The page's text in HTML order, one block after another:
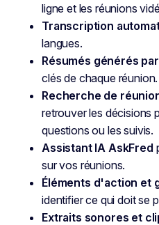
ligne et les réunions
Transcription
langues.
Résumés générés
clés de chaque réunion.
Recherche de
retrouver les décisions
questions ou les suivis.
Assistant IA AskFred
sur vos réunions.
Éléments d'action et
identifier ce qui doit se
Extraits sonores et